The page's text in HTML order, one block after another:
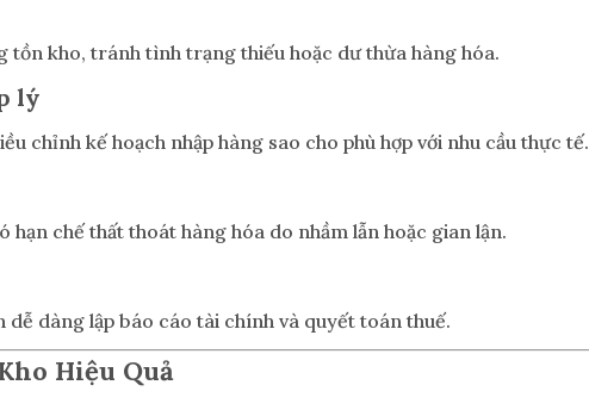
tồn kho, tránh tình trạng thiếu hoặc dư thừa hàng hóa.
lý
chỉnh kế hoạch nhập hàng sao cho phù hợp với nhu cầu thực tế.
chế thất thoát hàng hóa do nhầm lẫn hoặc gian lận.
dàng lập báo cáo tài chính và quyết toán thuế.
Hiệu Quả